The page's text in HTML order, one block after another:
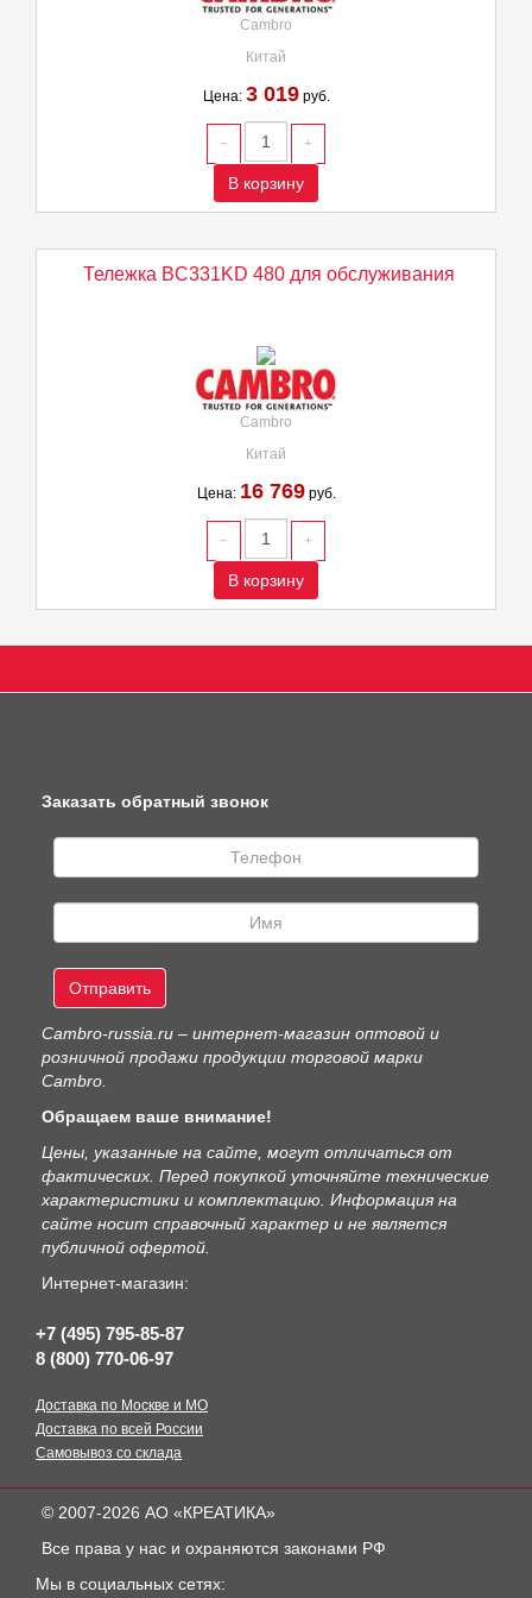
Cambro
Китай
Цена: 3 019руб.
В корзину
Тележка BC331KD 480 для обслуживания
Cambro
Китай
Цена: 16 769руб.
В корзину
Заказать обратный звонок
Отправить
Сambro-russia.ru – интернет-магазин оптовой и
розничной продажи продукции торговой марки
Cambro.
Обращаем ваше внимание!
Цены, указанные на сайте, могут отличаться от
фактических. Перед покупкой уточняйте технические
характеристики и комплектацию. Информация на
сайте носит справочный характер и не является
публичной офертой.
Интернет-магазин:
+7 (495) 795-85-87
8 (800) 770-06-97
Доставка по Москве и МО
Доставка по всей России
Самовывоз со склада
© 2007-2026 АО «КРЕАТИКА»
Все права у нас и охраняются законами РФ
Мы в социальных сетях: